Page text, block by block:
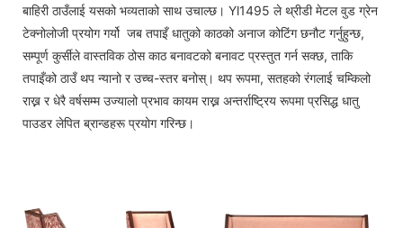
बाहिरी ठाउँलाई यसको भव्यताको साथ उचाल्छ। Yl1495 ले थ्रीडी मेटल वुड ग्रेन
टेक्नोलोजी प्रयोग गर्यो जब तपाइँ धातुको काठको अनाज कोटिंग छनौट गर्नुहुन्छ,
सम्पूर्ण कुर्सीले वास्तविक ठोस काठ बनावटको बनावट प्रस्तुत गर्न सक्छ, ताकि
तपाइँको ठाउँ थप न्यानो र उच्च-स्तर बनोस्। थप रूपमा, सतहको रंगलाई चम्किलो
राख्न र धेरै वर्षसम्म उज्यालो प्रभाव कायम राख्न अन्तर्राष्ट्रिय रूपमा प्रसिद्ध धातु
पाउडर लेपित ब्रान्डहरू प्रयोग गरिन्छ।